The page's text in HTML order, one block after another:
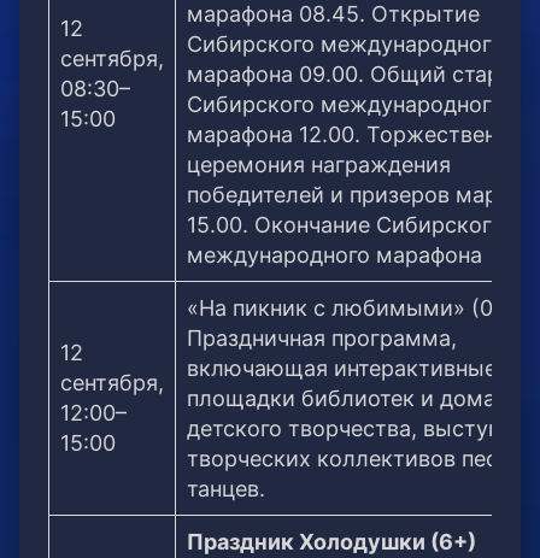
12
сентября,
08:30–
15:00
марафона 08.45. Открытие
Сибирского международного
марафона 09.00. Общий старт
Сибирского международного
марафона 12.00. Торжественная
церемония награждения
победителей и призеров
15.00. Окончание Сибирского
международного марафона
12
сентября,
12:00–
15:00
«На пикник с любимыми» (0+)
Праздничная программа,
включающая интерактивные
площадки библиотек и дома
детского творчества,
творческих коллективов песен и
танцев.
Праздник Холодушки (6+)